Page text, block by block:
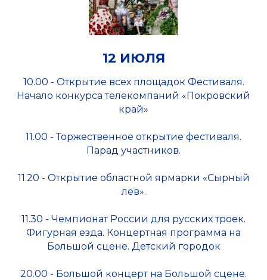
12 ИЮЛЯ
10.00 - Открытие всех площадок Фестиваля.
Начало конкурса телекомпаний «Покровский
край»
11.00 - Торжественное открытие фестиваля.
Парад участников.
11.20 - Открытие областной ярмарки «Сырный
лев».
11.30 - Чемпионат России для русских троек.
Фигурная езда. Концертная программа на
Большой сцене. Детский городок
20.00 - Большой концерт на Большой сцене.